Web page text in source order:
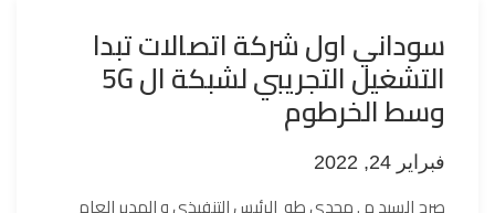
سوداني اول شركة اتصالات تبدا
التشغيل التجريبي لشبكة ال 5G
وسط الخرطوم
فبراير 24, 2022